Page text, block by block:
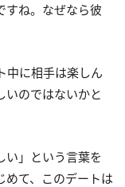
すね。なぜなら彼
に相手は楽しん
いのではないかと
い」という言葉を
めて、このデートは